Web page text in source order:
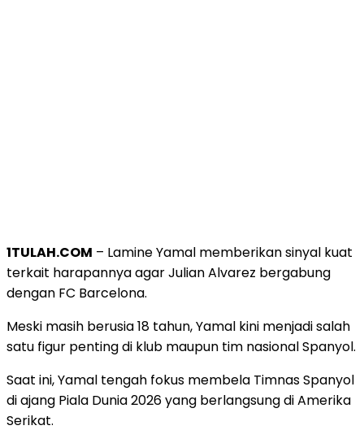
1TULAH.COM – Lamine Yamal memberikan sinyal kuat
terkait harapannya agar Julian Alvarez bergabung
dengan FC Barcelona.
Meski masih berusia 18 tahun, Yamal kini menjadi salah
satu figur penting di klub maupun tim nasional Spanyol.
Saat ini, Yamal tengah fokus membela Timnas Spanyol
di ajang Piala Dunia 2026 yang berlangsung di Amerika
Serikat.